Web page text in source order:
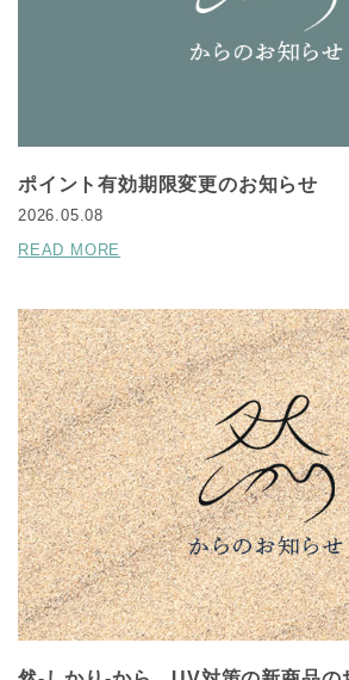
ポイント有効期限変更のお知らせ
2026.05.08
READ MORE